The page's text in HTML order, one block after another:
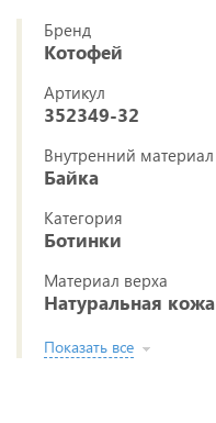
Бренд
Котофей
Артикул
352349-32
Внутренний материал
Байка
Категория
Ботинки
Материал верха
Натуральная кожа
Показать все